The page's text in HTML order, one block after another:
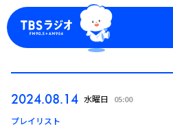
2024.08.14 水曜日 05:00
プレイリスト